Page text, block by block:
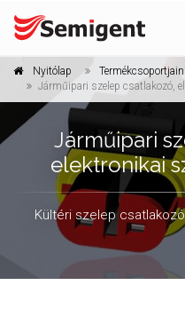
Nyitólap
Járműipari szelep csatlakozó,
Járműipari
elektronikai
Kültéri szelep